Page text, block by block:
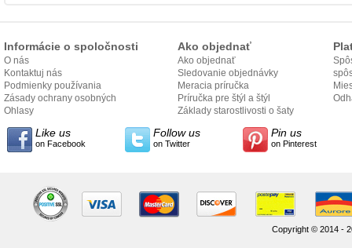
Informácie o spoločnosti
O nás
Kontaktuj nás
Podmienky používania
Zásady ochrany osobných
údajov
Ohlasy
Ako objednať
Ako objednať
Sledovanie objednávky
Meracia príručka
Príručka pre štýl a štýl
Základy starostlivosti o šaty
Like us
on Facebook
Follow us
on Twitter
Pin us
on Pinterest
Copyright © 2014 -